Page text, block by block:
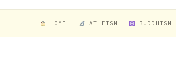
HOME ATHEISM BUDDHISM